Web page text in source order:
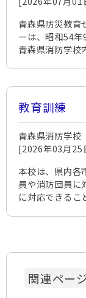
青森県防災教育
ーは、昭和54
青森県消防学
教育訓練
青森県消防学校
[2026年03月25
本校は、県内各
員や消防団員に
に対応できるこ
関連ペー